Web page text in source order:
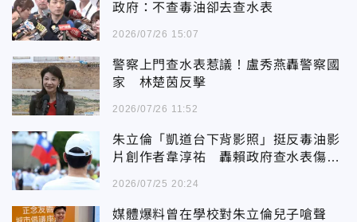
政府：不查毒油卻去查水表
2026/07/26 15:07
警察上門查水表惹議！盧秀燕轟警察國
家 林楚茵反擊
2026/07/26 11:52
朱立倫「凱道台下背影照」挺反毒油影
片創作者韋淳祐 轟賴政府查水表傷害
2026/07/25 20:24
媒體爆料曾在學校對朱立倫兒子嗆聲